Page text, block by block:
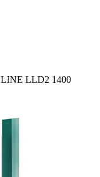
LINE LLD2 1400